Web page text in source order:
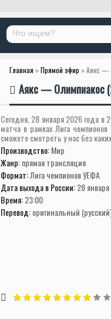
Главная »Прямой эфир » Аякс —
Аякс — Олимпиакос
Сегодня, 28 января 2026 года
матча в рамках Лига
сможете смотреть у нас без
Производство:Мир
Жанр:прямая трансляция
Формат:Лига чемпионов УЕФА
Дата выхода в России:28
Время:23:00
Перевод:оригинальный